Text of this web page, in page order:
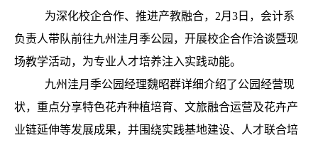
为深化校企合作、推进产教融合， 2月3日，会计系
负责人带队前往九州洼月季公园，开展校企合作洽谈暨现
场教学活动，为专业人才培养注入实践动能。
九州洼月季公园经理魏昭群详细介绍了公园经营现
状，重点分享特色花卉种植培育、文旅融合运营及花卉产
业链延伸等发展成果，并围绕实践基地建设、人才联合培